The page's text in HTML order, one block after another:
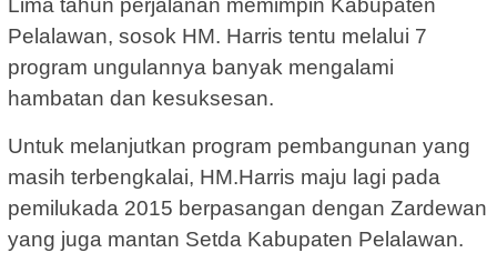
Pelalawan, sosok HM. Harris tentu melalui 7
program ungulannya banyak mengalami
hambatan dan kesuksesan.
Untuk melanjutkan program pembangunan yang
masih terbengkalai, HM.Harris maju lagi pada
pemilukada 2015 berpasangan dengan Zardewan
yang juga mantan Setda Kabupaten Pelalawan.